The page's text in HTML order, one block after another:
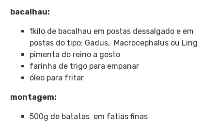
bacalhau:
1kilo de bacalhau em postas dessalgado e em
postas do tipo: Gadus, Macrocephalus ou Ling
pimenta do reino a gosto
farinha de trigo para empanar
óleo para fritar
montagem:
500g de batatas em fatias finas